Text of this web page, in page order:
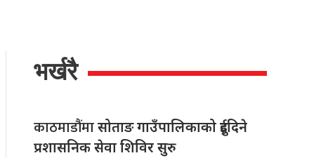
भर्खरै
काठमाडौंमासोताङ गाउँपालिकाको दुईदिने
प्रशासनिक सेवा शिविर सुरु